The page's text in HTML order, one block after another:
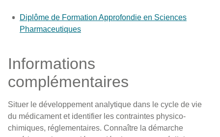
Diplôme de Formation Approfondie en Sciences
Pharmaceutiques
Informations
complémentaires
Situer le développement analytique dans le cycle de vie
du médicament et identifier les contraintes physico-
chimiques, réglementaires. Connaître la démarche